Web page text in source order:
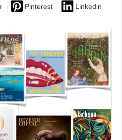
Pinterest Linkedin